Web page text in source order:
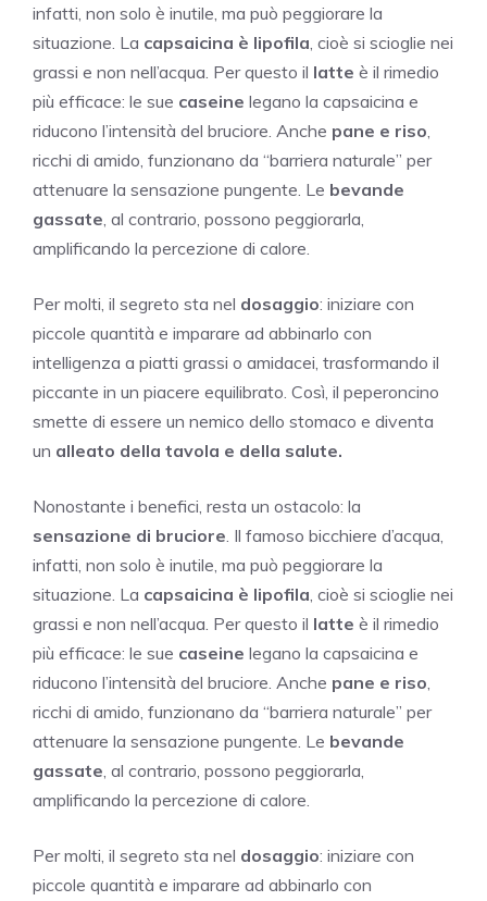
infatti, non solo è inutile, ma può peggiorare la
situazione. La capsaicina è lipofila , cioè si scioglie nei
grassi e non nell’acqua. Per questo il latte è il rimedio
più efficace: le sue caseine legano la capsaicina e
riducono l’intensità del bruciore. Anche pane e riso
ricchi di amido, funzionano da “barriera naturale” per
attenuare la sensazione pungente. Le bevande
gassate , al contrario, possono peggiorarla,
amplificando la percezione di calore.
Per molti, il segreto sta nel dosaggio: iniziare con
piccole quantità e imparare ad abbinarlo con
intelligenza a piatti grassi o amidacei, trasformando il
piccante in un piacere equilibrato. Così, il peperoncino
smette di essere un nemico dello stomaco e diventa
un alleato della tavola e della salute.
Nonostante i benefici, resta un ostacolo: la
sensazione di bruciore . Il famoso bicchiere d’acqua,
infatti, non solo è inutile, ma può peggiorare la
situazione. La capsaicina è lipofila , cioè si scioglie nei
grassi e non nell’acqua. Per questo il latte è il rimedio
più efficace: le sue caseine legano la capsaicina e
riducono l’intensità del bruciore. Anche pane e riso
ricchi di amido, funzionano da “barriera naturale” per
attenuare la sensazione pungente. Le bevande
gassate , al contrario, possono peggiorarla,
amplificando la percezione di calore.
Per molti, il segreto sta nel dosaggio: iniziare con
piccole quantità e imparare ad abbinarlo con